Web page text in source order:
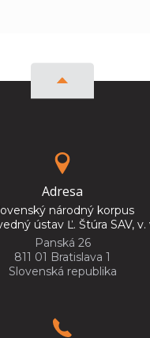
Adresa
národný korpus
ústav Ľ. Štúra SAV, v.
Panská 26
811 01 Bratislava 1
Slovenská republika